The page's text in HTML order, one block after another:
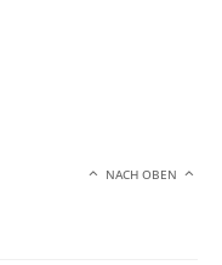
NACH OBEN